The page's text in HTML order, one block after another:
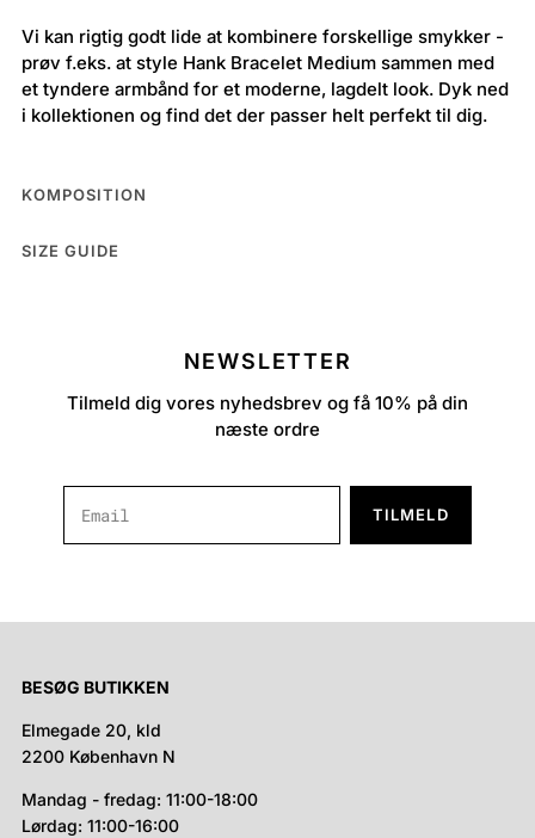
Vi kan rigtig godt lide at kombinere forskellige smykker -
prøv f.eks. at style Hank Bracelet Medium sammen med
et tyndere armbånd for et moderne, lagdelt look. Dyk ned
i kollektionen og find det der passer helt perfekt til dig.
KOMPOSITION
SIZE GUIDE
NEWSLETTER
Tilmeld dig vores nyhedsbrev og få 10% på din
næste ordre
TILMELD
BESØG BUTIKKEN
Elmegade 20, kld
2200 København N
Mandag - fredag: 11:00-18:00
Lørdag: 11:00-16:00